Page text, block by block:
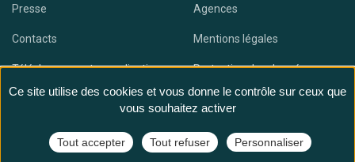
Presse Agences
Contacts Mentions légales
Téléchargez notre application Protection des données
@ Citec - All rights reserved
Ce site utilise des cookies et vous donne le contrôle sur ceux que
vous souhaitez activer
Tout accepter Tout refuser Personnaliser